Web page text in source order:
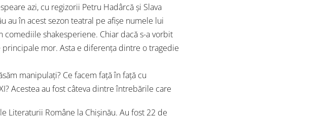
azi, cu regizorii Petru Hadârcă și Slava
au în acest sezon teatral pe afișe numele lui
comediile shakesperiene. Chiar dacă s-a vorbit
mor. Asta e diferența dintre o tragedie
manipulați? Ce facem față în față cu
Acestea au fost câteva dintre întrebările care
Literaturii Române la Chișinău. Au fost 22 de